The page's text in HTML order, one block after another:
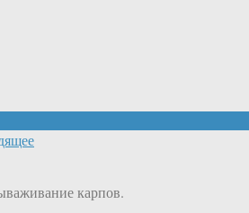
карпов.